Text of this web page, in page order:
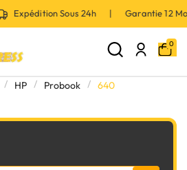
Expédition Sous 24h | Garantie 12
0
HP Probook 640